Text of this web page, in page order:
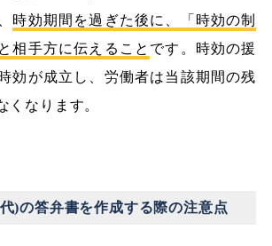
時効期間を過ぎた後に、「時効の制
相手方に伝えること です。時効の援
効が成立し、労働者は当該期間の残
くなります。
)の答弁書を作成する際の注意点